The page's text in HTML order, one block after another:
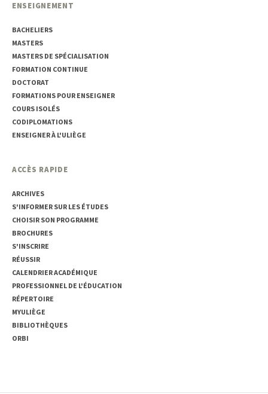
ENSEIGNEMENT
BACHELIERS
MASTERS
MASTERS DE SPÉCIALISATION
FORMATION CONTINUE
DOCTORAT
FORMATIONS POUR ENSEIGNER
COURS ISOLÉS
CODIPLOMATIONS
ENSEIGNER À L'ULIÈGE
ACCÈS RAPIDE
ARCHIVES
S'INFORMER SUR LES ÉTUDES
CHOISIR SON PROGRAMME
BROCHURES
S'INSCRIRE
RÉUSSIR
CALENDRIER ACADÉMIQUE
PROFESSIONNEL DE L'ÉDUCATION
RÉPERTOIRE
MYULIÈGE
BIBLIOTHÈQUES
ORBI